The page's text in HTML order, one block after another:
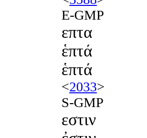
E-GMP
επτα
ἑπτά
ἑπτά
<2033>
S-GMP
εστιν